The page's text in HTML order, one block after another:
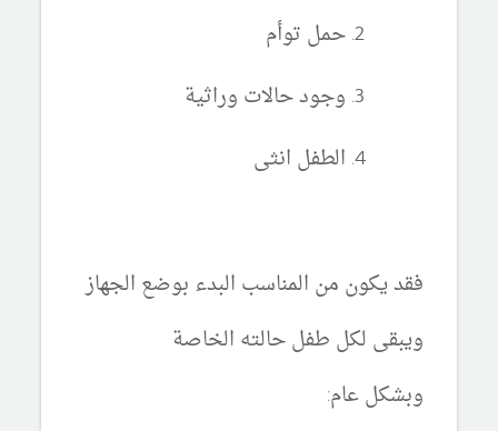
حمل توأم
وجود حالات وراثية
الطفل انثى
فقد يكون من المناسب البدء بوضع الجهاز
ويبقى لكل طفل حالته الخاصة
وبشكل عام: